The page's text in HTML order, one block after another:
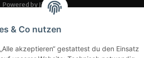
& Co nutzen
akzeptieren“ gestattest du den Einsatz
Powered by JTL-Shop